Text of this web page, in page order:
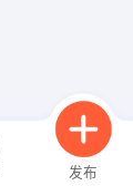
发布